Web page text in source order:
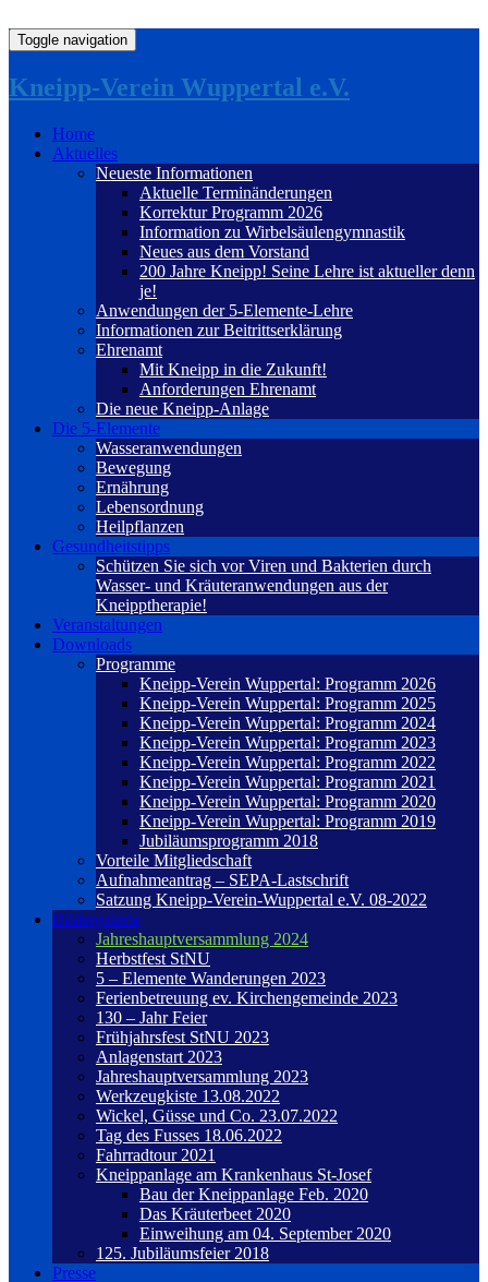
Toggle navigation
Kneipp-Verein Wuppertal e.V.
Home
Aktuelles
Neueste Informationen
Aktuelle Terminänderungen
Korrektur Programm 2026
Information zu Wirbelsäulengymnastik
Neues aus dem Vorstand
200 Jahre Kneipp! Seine Lehre ist aktueller denn
je!
Anwendungen der 5-Elemente-Lehre
Informationen zur Beitrittserklärung
Ehrenamt
Mit Kneipp in die Zukunft!
Anforderungen Ehrenamt
Die neue Kneipp-Anlage
Die 5-Elemente
Wasseranwendungen
Bewegung
Ernährung
Lebensordnung
Heilpflanzen
Gesundheitstipps
Schützen Sie sich vor Viren und Bakterien durch
Wasser- und Kräuteranwendungen aus der
Kneipptherapie!
Veranstaltungen
Downloads
Programme
Kneipp-Verein Wuppertal: Programm 2026
Kneipp-Verein Wuppertal: Programm 2025
Kneipp-Verein Wuppertal: Programm 2024
Kneipp-Verein Wuppertal: Programm 2023
Kneipp-Verein Wuppertal: Programm 2022
Kneipp-Verein Wuppertal: Programm 2021
Kneipp-Verein Wuppertal: Programm 2020
Kneipp-Verein Wuppertal: Programm 2019
Jubiläumsprogramm 2018
Vorteile Mitgliedschaft
Aufnahmeantrag – SEPA-Lastschrift
Satzung Kneipp-Verein-Wuppertal e.V. 08-2022
Bildergalerie
Jahreshauptversammlung 2024
Herbstfest StNU
5 – Elemente Wanderungen 2023
Ferienbetreuung ev. Kirchengemeinde 2023
130 – Jahr Feier
Frühjahrsfest StNU 2023
Anlagenstart 2023
Jahreshauptversammlung 2023
Werkzeugkiste 13.08.2022
Wickel, Güsse und Co. 23.07.2022
Tag des Fusses 18.06.2022
Fahrradtour 2021
Kneippanlage am Krankenhaus St-Josef
Bau der Kneippanlage Feb. 2020
Das Kräuterbeet 2020
Einweihung am 04. September 2020
125. Jubiläumsfeier 2018
Presse